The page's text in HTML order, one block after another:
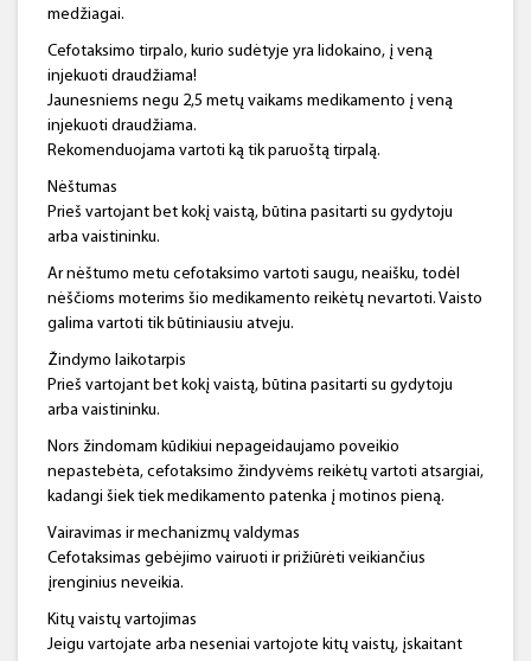
medžiagai.
Cefotaksimo tirpalo, kurio sudėtyje yra lidokaino, į veną
injekuoti draudžiama!
Jaunesniems negu 2,5 metų vaikams medikamento į veną
injekuoti draudžiama.
Rekomenduojama vartoti ką tik paruoštą tirpalą.
Nėštumas
Prieš vartojant bet kokį vaistą, būtina pasitarti su gydytoju
arba vaistininku.
Ar nėštumo metu cefotaksimo vartoti saugu, neaišku, todėl
nėščioms moterims šio medikamento reikėtų nevartoti. Vaisto
galima vartoti tik būtiniausiu atveju.
Žindymo laikotarpis
Prieš vartojant bet kokį vaistą, būtina pasitarti su gydytoju
arba vaistininku.
Nors žindomam kūdikiui nepageidaujamo poveikio
nepastebėta, cefotaksimo žindyvėms reikėtų vartoti atsargiai,
kadangi šiek tiek medikamento patenka į motinos pieną.
Vairavimas ir mechanizmų valdymas
Cefotaksimas gebėjimo vairuoti ir prižiūrėti veikiančius
įrenginius neveikia.
Kitų vaistų vartojimas
Jeigu vartojate arba neseniai vartojote kitų vaistų, įskaitant